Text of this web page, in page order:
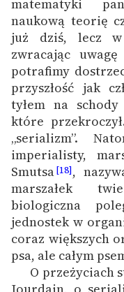
matematyki
naukową teorię
już dziś, lecz
zwracając
potrafimy
przyszłość jak
tyłem na
które
„serializm”.
imperialisty,
Smutsa[18],
marszałek
biologiczna
jednostek w
coraz większych
psa, ale całym
O przeżyciach